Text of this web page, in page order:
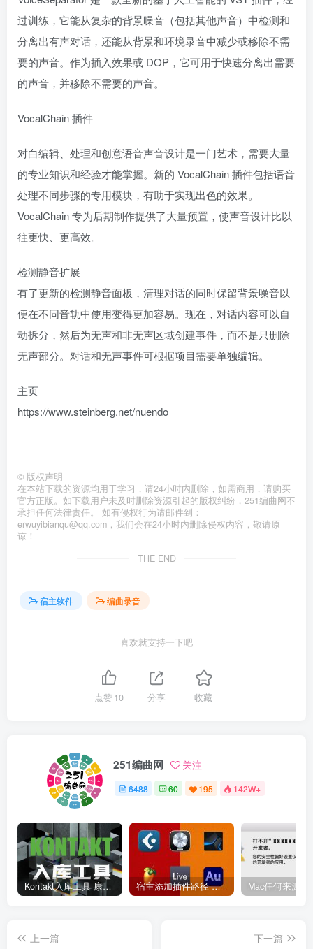
过训练，它能从复杂的背景噪音（包括其他声音）中检测和
分离出有声对话，还能从背景和环境录音中减少或移除不需
要的声音。作为插入效果或 DOP，它可用于快速分离出需要
的声音，并移除不需要的声音。
VocalChain 插件
对白编辑、处理和创意语音声音设计是一门艺术，需要大量
的专业知识和经验才能掌握。新的 VocalChain 插件包括语音
处理不同步骤的专用模块，有助于实现出色的效果。
VocalChain 专为后期制作提供了大量预置，使声音设计比以
往更快、更高效。
检测静音扩展
有了更新的检测静音面板，清理对话的同时保留背景噪音以
便在不同音轨中使用变得更加容易。现在，对话内容可以自
动拆分，然后为无声和非无声区域创建事件，而不是只删除
无声部分。对话和无声事件可根据项目需要单独编辑。
主页
https://www.steinberg.net/nuendo
© 版权声明
在本站下载的资源均用于学习，请24小时内删除，如需商用，请购买
官方正版。如下载用户未及时删除资源引起的版权纠纷，251编曲网不
承担任何法律责任。 如有侵权行为请邮件到：
erwuyibianqu@qq.com，我们会在24小时内删除侵权内容，敬请原
谅！
THE END
宿主软件 编曲录音
喜欢就支持一下吧
点赞10 分享 收藏
251编曲网 关注
6488 60 195 142W+
Kontakt入库工具 康泰克入库教程 宿主添加插件路径 插件路径设置 VSTPlugins路径
上一篇
下一篇